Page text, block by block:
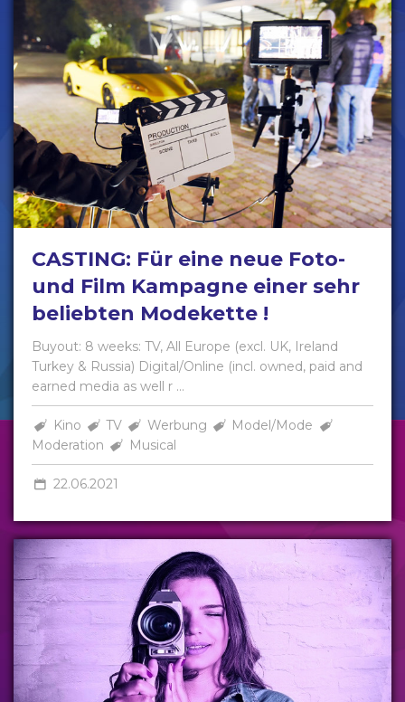
CASTING: Für eine neue Foto-
und Film Kampagne einer sehr
beliebten Modekette !
Buyout: 8 weeks: TV, All Europe (excl. UK, Ireland
Turkey & Russia) Digital/Online (incl. owned, paid and
earned media as well r ...
Kino TV Werbung
Model/Mode
Moderation
Musical
22.06.2021